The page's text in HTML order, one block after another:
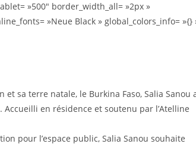
»500″ border_width_all= »2px »
»Neue Black » global_colors_info= »{}
sa terre natale, le Burkina Faso, Salia Sanou
en résidence et soutenu par l’Atelline
pour l’espace public, Salia Sanou souhaite